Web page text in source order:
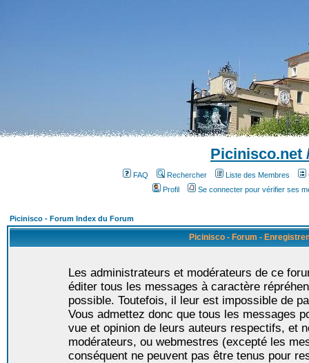
Picinisco.net
FAQ Rechercher Liste des Membres
Profil
Se connecter pour vérifier ses
Picinisco - Forum Index du Forum
Picinisco - Forum -
Les administrateurs et modérateurs de ce
éditer tous les messages à caractère
possible. Toutefois, il leur est impossible de
Vous admettez donc que tous les messages
vue et opinion de leurs auteurs respectifs, et
modérateurs, ou webmestres (excepté les
conséquent ne peuvent pas être tenus pour